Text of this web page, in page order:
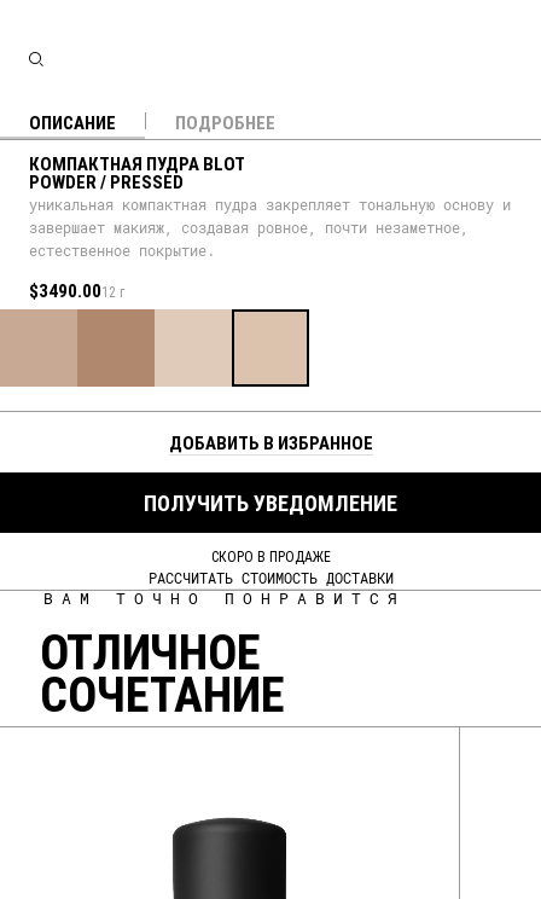
ОПИСАНИЕ
ПОДРОБНЕЕ
КОМПАКТНАЯ ПУДРА BLOT
POWDER / PRESSED
уникальная компактная пудра закрепляет тональную основу и
завершает макияж, создавая ровное, почти незаметное,
естественное покрытие.
$3490.0012 г
ДОБАВИТЬ В ИЗБРАННОЕ
ПОЛУЧИТЬ УВЕДОМЛЕНИЕ
СКОРО В ПРОДАЖЕ
РАССЧИТАТЬ СТОИМОСТЬ ДОСТАВКИ
ВАМ ТОЧНО ПОНРАВИТСЯ
ОТЛИЧНОЕ
СОЧЕТАНИЕ